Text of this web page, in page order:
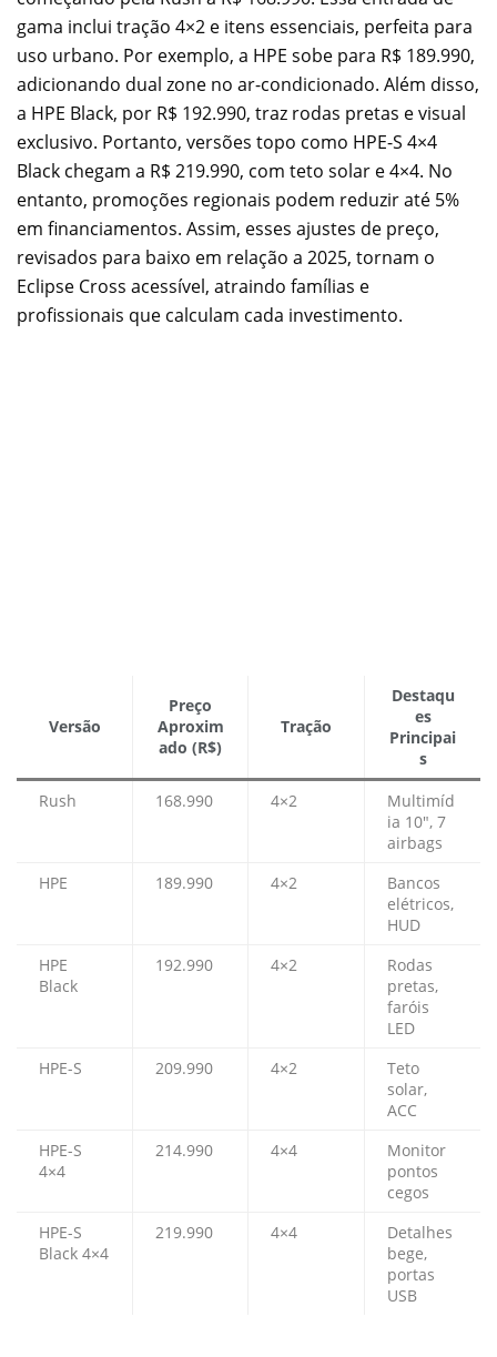
gama inclui tração 4×2 e itens essenciais, perfeita para
uso urbano. Por exemplo, a HPE sobe para R$ 189.990,
adicionando dual zone no ar-condicionado. Além disso,
a HPE Black, por R$ 192.990, traz rodas pretas e visual
exclusivo. Portanto, versões topo como HPE-S 4×4
Black chegam a R$ 219.990, com teto solar e 4×4. No
entanto, promoções regionais podem reduzir até 5%
em financiamentos. Assim, esses ajustes de preço,
revisados para baixo em relação a 2025, tornam o
Eclipse Cross acessível, atraindo famílias e
profissionais que calculam cada investimento.
Versão
Preço
Aproxim
ado (R$)
Tração
Destaqu
es
Principai
s
Rush
168.990 4×2
Multimíd
ia 10″, 7
airbags
HPE
189.990 4×2
Bancos
elétricos,
HUD
HPE
Black
192.990 4×2
Rodas
pretas,
faróis
LED
HPE-S
209.990 4×2
Teto
solar,
ACC
HPE-S
4×4
214.990 4×4
Monitor
pontos
cegos
HPE-S
Black 4×4
219.990 4×4
Detalhes
bege,
portas
USB